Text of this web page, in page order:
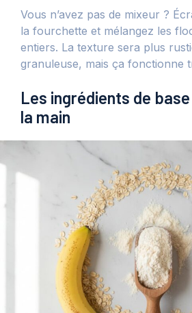
Vous n’avez pas de mixeur ?
la fourchette et mélangez les
entiers. La texture sera plus
granuleuse, mais ça fonctionne
Les ingrédients de
la main